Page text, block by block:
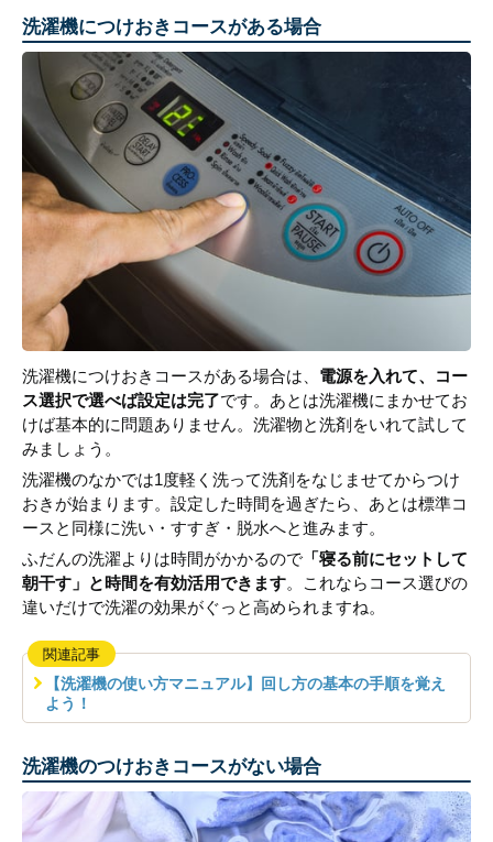
洗濯機につけおきコースがある場合
洗濯機につけおきコースがある場合は、 電源を入れて、コー
ス選択で選べば設定は完了です。あとは洗濯機にまかせてお
けば基本的に問題ありません。洗濯物と洗剤をいれて試して
みましょう。
洗濯機のなかでは1度軽く洗って洗剤をなじませてからつけ
おきが始まります。設定した時間を過ぎたら、あとは標準コ
ースと同様に洗い・すすぎ・脱水へと進みます。
ふだんの洗濯よりは時間がかかるので 「寝る前にセットして
朝干す」と時間を有効活用できます。これならコース選びの
違いだけで洗濯の効果がぐっと高められますね。
関連記事
【洗濯機の使い方マニュアル】回し方の基本の手順を覚え
よう！
洗濯機のつけおきコースがない場合